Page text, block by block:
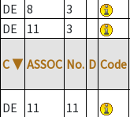
DE
8 3
DE
11 3
C ▼ ASSOC No. D Code
DE 11 11